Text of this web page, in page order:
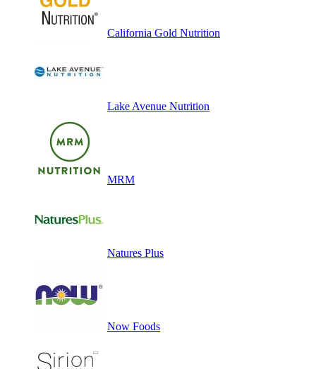
California Gold Nutrition
Lake Avenue Nutrition
MRM
Natures Plus
Now Foods